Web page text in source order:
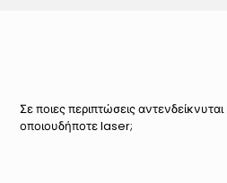
Σε ποιες περιπτώσεις
οποιουδήποτε laser;